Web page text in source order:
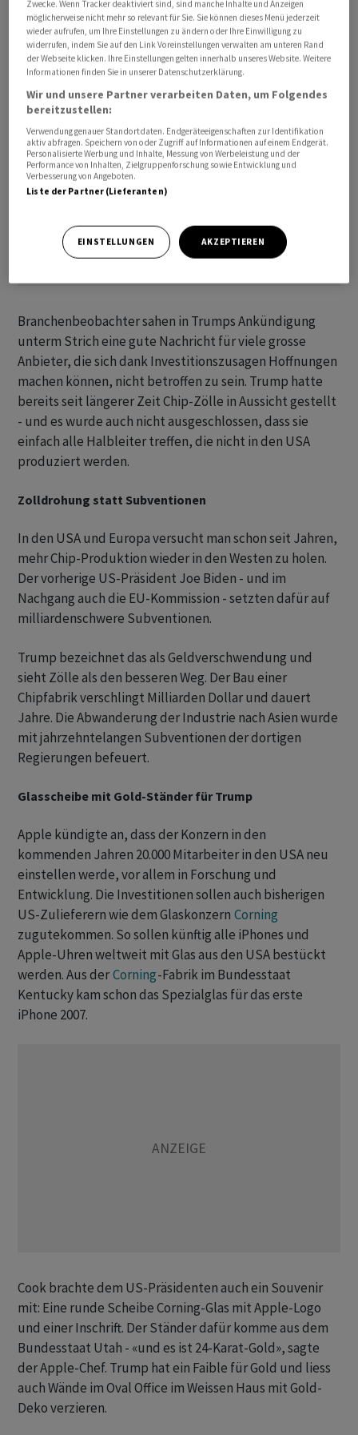
AuftragsfertigerTSMC. Dieser kündigte aber bereits
Investitionen von 165 Milliarden Dollar in US-Fabriken
für einige Halbleiter an.
Branchenbeobachter sahen in Trumps Ankündigung
unterm Strich eine gute Nachricht für viele grosse
Anbieter, die sich dank Investitionszusagen Hoffnungen
machen können, nicht betroffen zu sein. Trump hatte
bereits seit längerer Zeit Chip-Zölle in Aussicht gestellt
- und es wurde auch nicht ausgeschlossen, dass sie
einfach alle Halbleiter treffen, die nicht in den USA
produziert werden.
Zolldrohung statt Subventionen
In den USA und Europa versucht man schon seit Jahren,
mehr Chip-Produktion wieder in den Westen zu holen.
Der vorherige US-Präsident Joe Biden - und im
Nachgang auch die EU-Kommission - setzten dafür auf
milliardenschwere Subventionen.
Trump bezeichnet das als Geldverschwendung und
sieht Zölle als den besseren Weg. Der Bau einer
Chipfabrik verschlingt Milliarden Dollar und dauert
Jahre. Die Abwanderung der Industrie nach Asien wurde
mit jahrzehntelangen Subventionen der dortigen
Regierungen befeuert.
Glasscheibe mit Gold-Ständer für Trump
Apple kündigte an, dass der Konzern in den
kommenden Jahren 20.000 Mitarbeiter in den USA neu
einstellen werde, vor allem in Forschung und
Entwicklung. Die Investitionen sollen auch bisherigen
US-Zulieferern wie dem Glaskonzern Corning
zugutekommen. So sollen künftig alle iPhones und
Apple-Uhren weltweit mit Glas aus den USA bestückt
werden. Aus derCorning-Fabrik im Bundesstaat
Kentucky kam schon das Spezialglas für das erste
iPhone 2007.
Cook brachte dem US-Präsidenten auch ein Souvenir
mit: Eine runde Scheibe Corning-Glas mit Apple-Logo
und einer Inschrift. Der Ständer dafür komme aus dem
Bundesstaat Utah - «und es ist 24-Karat-Gold», sagte
der Apple-Chef. Trump hat ein Faible für Gold und liess
auch Wände im Oval Office im Weissen Haus mit Gold-
Deko verzieren.
Zwecke. Wenn Tracker deaktiviert sind, sind manche Inhalte und Anzeigen
möglicherweise nicht mehr so relevant für Sie. Sie können dieses Menü jederzeit
wieder aufrufen, um Ihre Einstellungen zu ändern oder Ihre Einwilligung zu
widerrufen, indem Sie auf den Link Voreinstellungen verwalten am unteren Rand
der Webseite klicken. Ihre Einstellungen gelten innerhalb unseres Website. Weitere
Informationen finden Sie in unserer Datenschutzerklärung.
Wir und unsere Partner verarbeiten Daten, um Folgendes
bereitzustellen:
Verwendung genauer Standortdaten. Endgeräteeigenschaften zur Identifikation
aktiv abfragen. Speichern von oder Zugriff auf Informationen auf einem Endgerät.
Personalisierte Werbung und Inhalte, Messung von Werbeleistung und der
Performance von Inhalten, Zielgruppenforschung sowie Entwicklung und
Verbesserung von Angeboten.
Liste der Partner (Lieferanten)
EINSTELLUNGEN AKZEPTIEREN